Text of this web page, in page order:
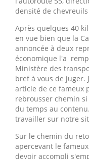
densité de
Après quelques 40
en vue bien que la
annoncée à deux
économique l'a
Ministère des
bref à vous de juger.
article de ce fameux
rebrousser chemin
du temps au
travailler sur notre
Sur le chemin du
apercevant le
devoir accompli